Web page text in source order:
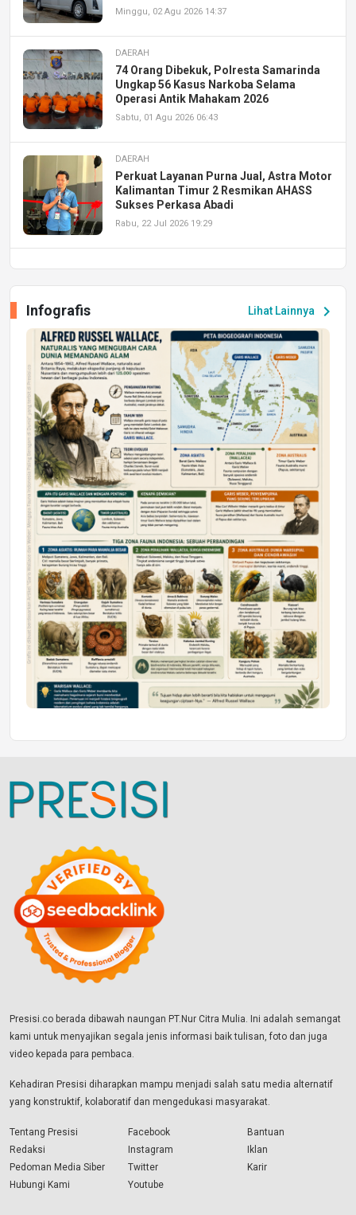
Minggu, 02 Agu 2026 14:37
DAERAH
74 Orang Dibekuk, Polresta Samarinda
Ungkap 56 Kasus Narkoba Selama
Operasi Antik Mahakam 2026
Sabtu, 01 Agu 2026 06:43
DAERAH
Perkuat Layanan Purna Jual, Astra Motor
Kalimantan Timur 2 Resmikan AHASS
Sukses Perkasa Abadi
Rabu, 22 Jul 2026 19:29
Peluang Kerja dan Magang
Jumat, 17 Jul 2026 22:30
DAERAH
Astra Motor Kalimantan Timur 2 Dukung
Mahasiswa Samarinda dalam Astra
Honda SDGs Future Leaders 2026
Jumat, 10 Jul 2026 19:01
Lihat Lainnya chevron_right
Infografis
Presisi.co berada dibawah naungan PT.Nur Citra Mulia. Ini adalah semangat
kami untuk menyajikan segala jenis informasi baik tulisan, foto dan juga
video kepada para pembaca.
Kehadiran Presisi diharapkan mampu menjadi salah satu media alternatif
yang konstruktif, kolaboratif dan mengedukasi masyarakat.
Tentang Presisi
Redaksi
Pedoman Media Siber
Hubungi Kami
Facebook
Instagram
Twitter
Youtube
Bantuan
Iklan
Karir